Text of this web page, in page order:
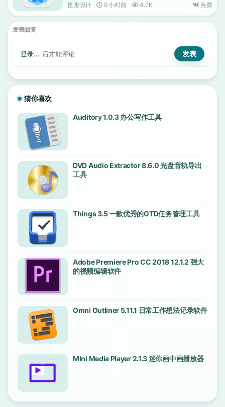
图形设计 9 小时前 4.7K 免费
发表回复
登录... 后才能评论
猜你喜欢
Auditory 1.0.3 办公写作工具
DVD Audio Extractor 8.6.0 光盘音轨导出
工具
Things 3.5 一款优秀的GTD任务管理工具
Adobe Premiere Pro CC 2018 12.1.2 强大
的视频编辑软件
Omni Outliner 5.11.1 日常工作想法记录软件
Mini Media Player 2.1.3 迷你画中画播放器